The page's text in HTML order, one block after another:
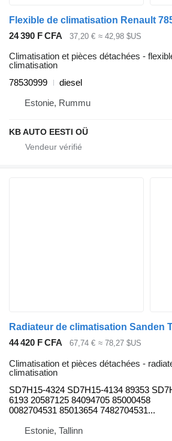
24 390 F CFA 37,20 € ≈ 42,98 $US
Climatisation et pièces détachées -
climatisation
78530999
diesel
Estonie, Rummu
KB AUTO EESTI OÜ
44 420 F CFA 67,74 € ≈ 78,27 $US
Climatisation et pièces détachées -
climatisation
SD7H15-4324 SD7H15-4134 89353
6193 20587125 84094705 85000458
0082704531 85013654 7482704531...
Estonie, Tallinn